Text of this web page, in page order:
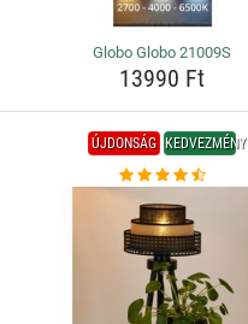
Globo Globo 21009S
13990 Ft
ÚJDONSÁG KEDVEZMÉNY